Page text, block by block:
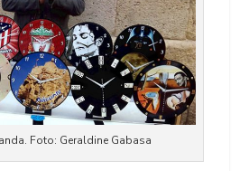
Foto: Geraldine Gabasa